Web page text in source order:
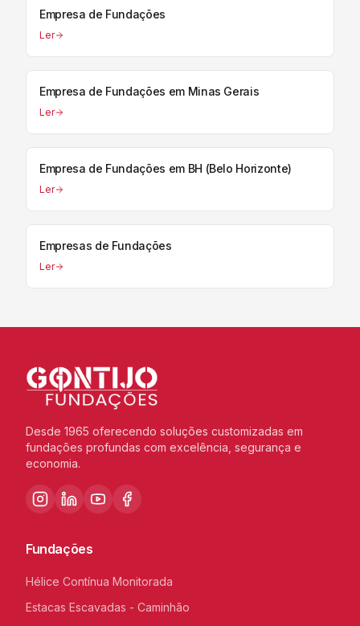
Empresa de Fundações
Ler
Empresa de Fundações em Minas Gerais
Ler
Empresa de Fundações em BH (Belo Horizonte)
Ler
Empresas de Fundações
Ler
Desde 1965 oferecendo soluções customizadas em
fundações profundas com excelência, segurança e
economia.
Fundações
Hélice Contínua Monitorada
Estacas Escavadas - Caminhão